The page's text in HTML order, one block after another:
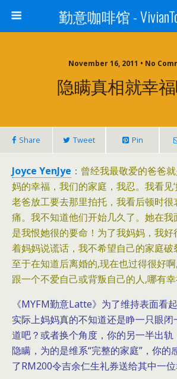
勤意咖啡馆 -
November 16, 2011 • No
隐瞒真相就幸
Share Tweet Pin
Joyce YenJye ： 曾经我最敬爱的爸爸
妈的幸福，我们的家庭，我忍。我看见
老爸放工要去那里拍托，我看后顿时
痛。我不知道他们开始几久了。她在我
是我恨她很的要命！为了我妈妈，我
着妈妈说谎话，我不希望自己的家庭破
至于在知道后离婚的,现在也过得很好
跟一个不爱自己或背叛自己的人,哪有
《MYFM勤意Latte》为了维持表面看
实际上妈妈真的不知道还是睁一只眼
道吧？或者换个角度，你的另一半出
隐瞒，为的是维系“完整的家庭”，你的
了RM200令吉余仁生礼券送给其中一位